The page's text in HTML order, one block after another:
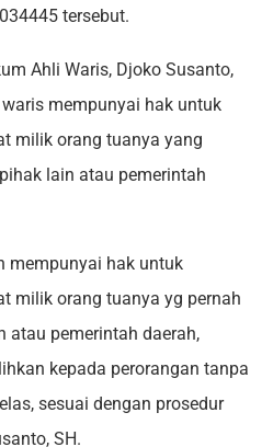
tersebut.
Ahli Waris, Djoko Susanto,
mempunyai hak untuk
milik orang tuanya yang
lain atau pemerintah
mempunyai hak untuk
milik orang tuanya yg pernah
atau pemerintah daerah,
kepada perorangan tanpa
sesuai dengan prosedur
SH.